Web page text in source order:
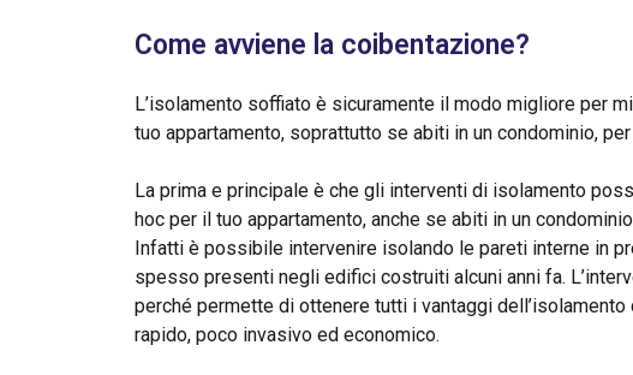
Come avviene la coibentazione?
L’isolamento soffiato è sicuramente il modo migliore per
tuo appartamento, soprattutto se abiti in un condominio,
La prima e principale è che gli interventi di isolamento
hoc per il tuo appartamento, anche se abiti in un
Infatti è possibile intervenire isolando le pareti interne in
spesso presenti negli edifici costruiti alcuni anni fa.
perché permette di ottenere tutti i vantaggi dell’isolamento
rapido, poco invasivo ed economico.